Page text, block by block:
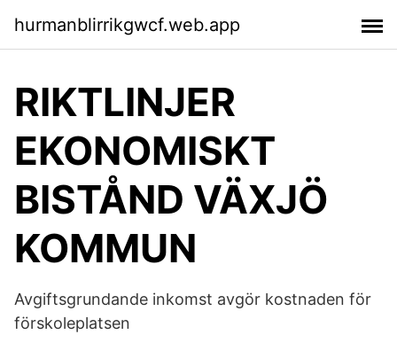
hurmanblirrikgwcf.web.app
RIKTLINJER
EKONOMISKT
BISTÅND VÄXJÖ
KOMMUN
Avgiftsgrundande inkomst avgör kostnaden för
förskoleplatsen